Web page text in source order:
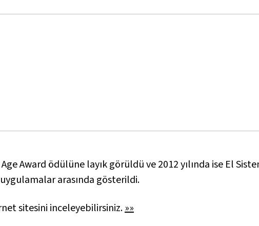
Award ödülüne layık görüldü ve 2012 yılında ise El
arasında gösterildi.
sitesini inceleyebilirsiniz.»»